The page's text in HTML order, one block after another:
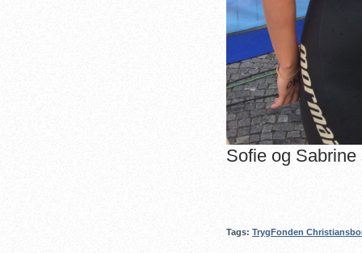
Sofie og
Tags: TrygFonden